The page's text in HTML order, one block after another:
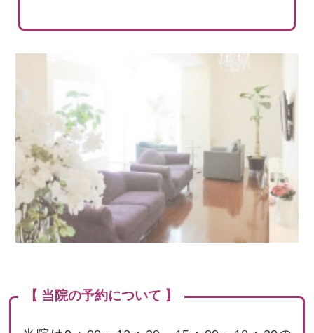
【 当院の予約について 】